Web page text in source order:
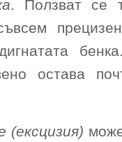
. Ползват се
остава
(ексцизия)